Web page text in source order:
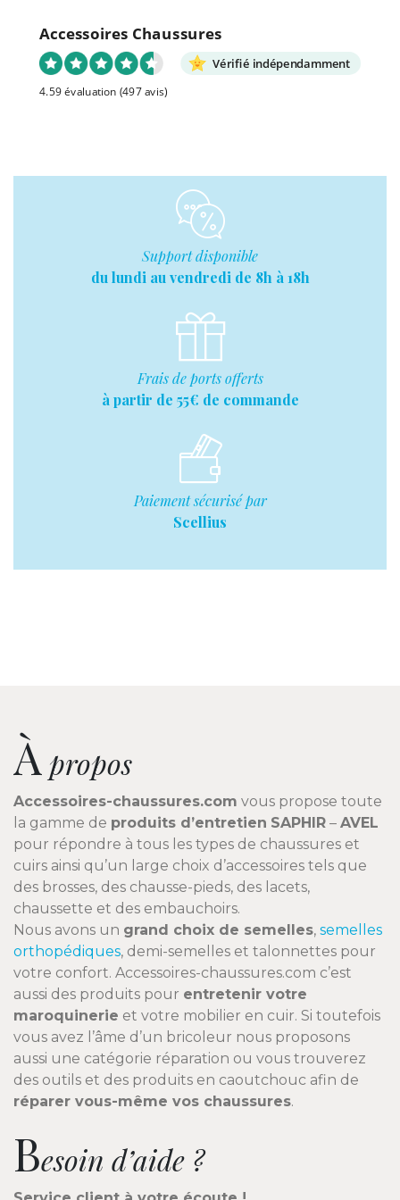
Accessoires Chaussures
Vérifié indépendamment
4.59 évaluation (497 avis)
Support disponible
du lundi au vendredi de 8h à 18h
Frais de ports offerts
à partir de 55€ de commande
Paiement sécurisé par
Scellius
À propos
Accessoires-chaussures.com vous propose toute
la gamme de produits d’entretien SAPHIR – AVEL
pour répondre à tous les types de chaussures et
cuirs ainsi qu’un large choix d’accessoires tels que
des brosses, des chausse-pieds, des lacets,
chaussette et des embauchoirs.
Nous avons un grand choix de semelles, semelles
orthopédiques, demi-semelles et talonnettes pour
votre confort. Accessoires-chaussures.com c’est
aussi des produits pour entretenir votre
maroquinerie et votre mobilier en cuir. Si toutefois
vous avez l’âme d’un bricoleur nous proposons
aussi une catégorie réparation ou vous trouverez
des outils et des produits en caoutchouc afin de
réparer vous-même vos chaussures.
Besoin d’aide ?